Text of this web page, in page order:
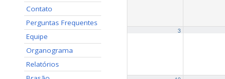
Contato
Perguntas Frequentes
Equipe
Organograma
Relatórios
3